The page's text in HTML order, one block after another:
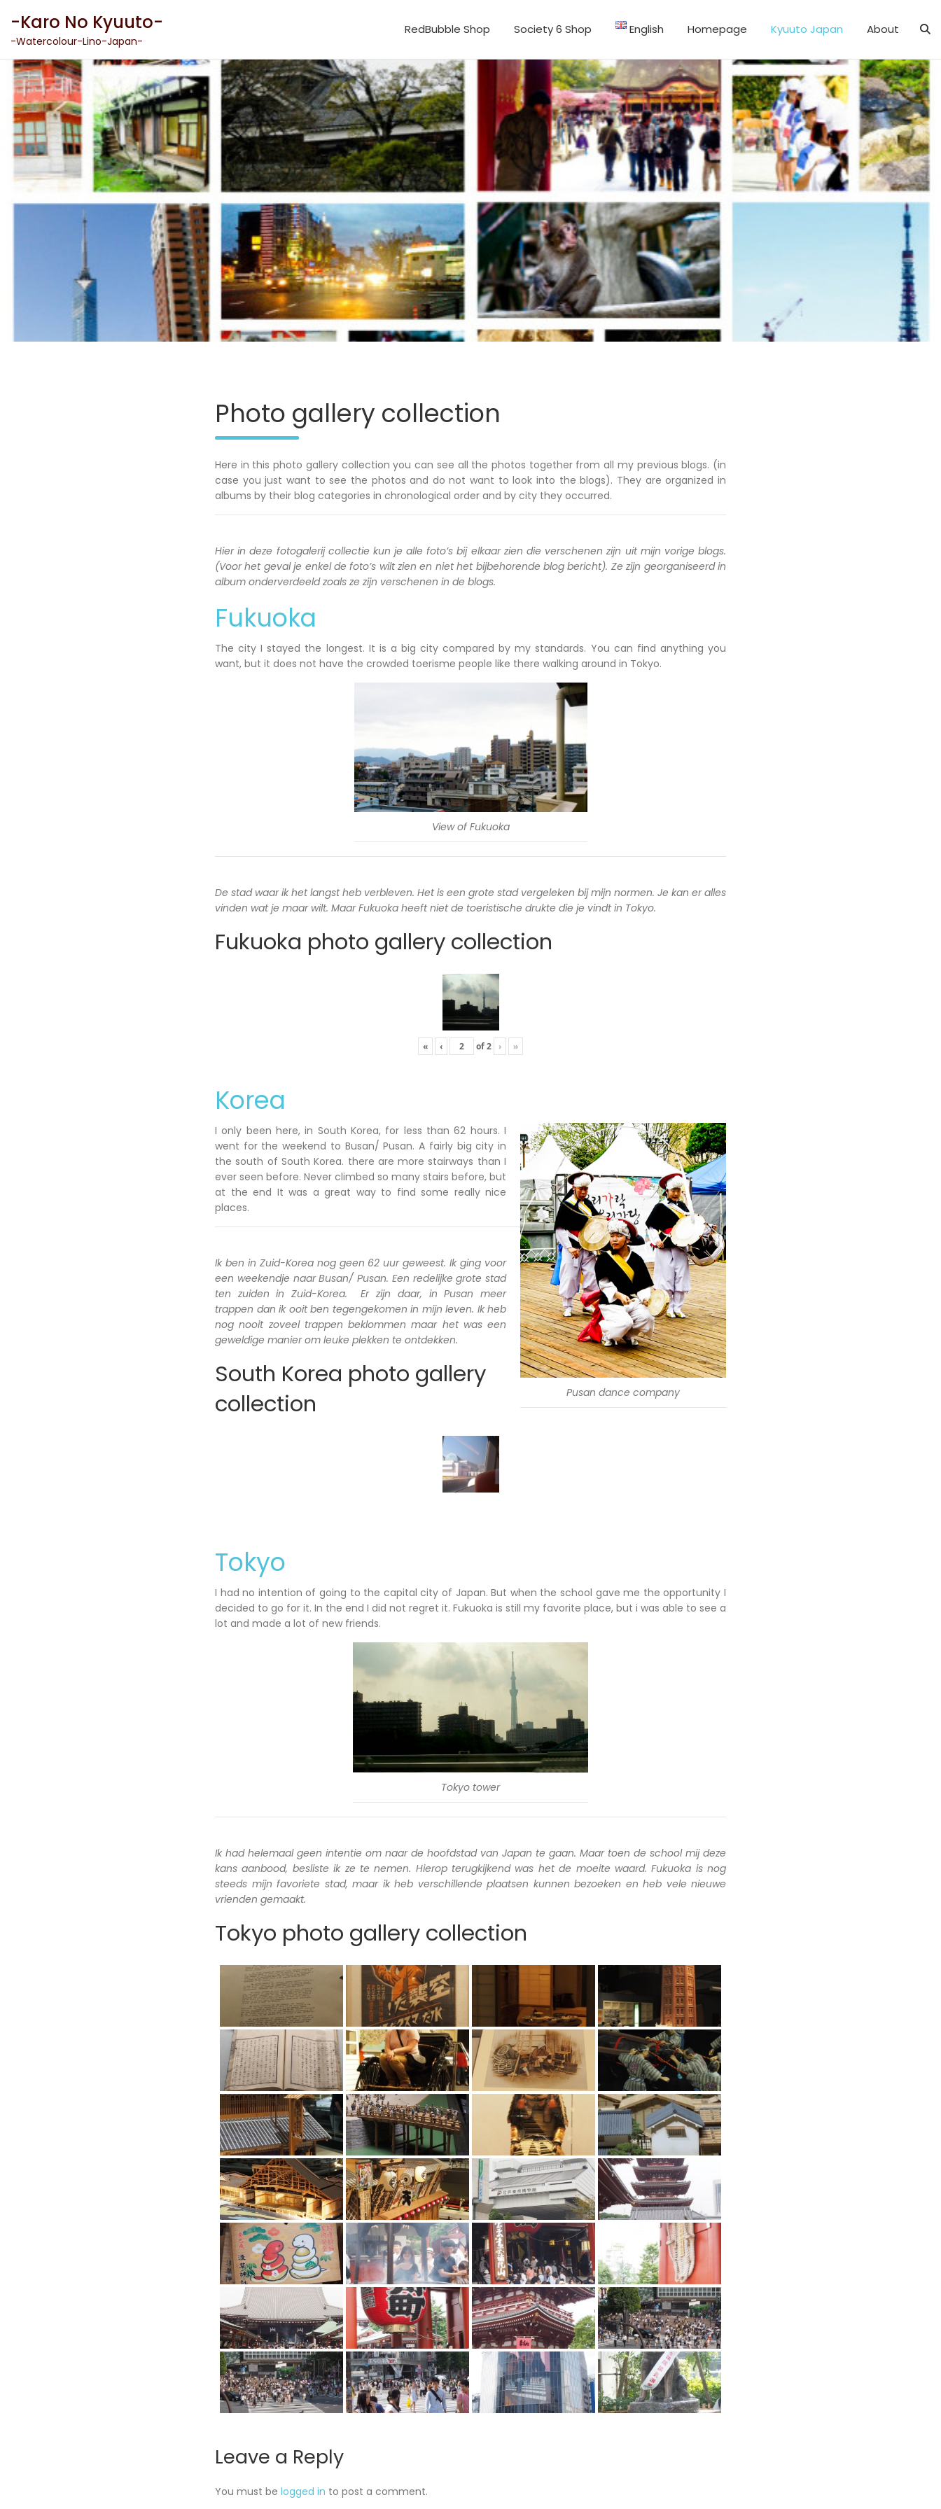
content
-Karo No Kyuuto-
-Watercolour-Lino-Japan-
RedBubble Shop Society 6 Shop English Homepage Kyuuto Japan About
Photo gallery collection
Here in this photo gallery collection you can see all the photos together from all my previous blogs. (in
case you just want to see the photos and do not want to look into the blogs). They are organized in
albums by their blog categories in chronological order and by city they occurred.
Hier in deze fotogalerij collectie kun je alle foto’s bij elkaar zien die verschenen zijn uit mijn vorige blogs.
(Voor het geval je enkel de foto’s wilt zien en niet het bijbehorende blog bericht). Ze zijn georganiseerd in
album onderverdeeld zoals ze zijn verschenen in de blogs.
Fukuoka
The city I stayed the longest. It is a big city compared by my standards. You can find anything you
want, but it does not have the crowded toerisme people like there walking around in Tokyo.
View of Fukuoka
De stad waar ik het langst heb verbleven. Het is een grote stad vergeleken bij mijn normen. Je kan er alles
vinden wat je maar wilt. Maar Fukuoka heeft niet de toeristische drukte die je vindt in Tokyo.
Fukuoka photo gallery collection
« ‹ of2 › »
Korea
Pusan dance company
I only been here, in South Korea, for less than 62 hours. I
went for the weekend to Busan/ Pusan. A fairly big city in
the south of South Korea. there are more stairways than I
ever seen before. Never climbed so many stairs before, but
at the end It was a great way to find some really nice
places.
Ik ben in Zuid-Korea nog geen 62 uur geweest. Ik ging voor
een weekendje naar Busan/ Pusan. Een redelijke grote stad
ten zuiden in Zuid-Korea. Er zijn daar, in Pusan meer
trappen dan ik ooit ben tegengekomen in mijn leven. Ik heb
nog nooit zoveel trappen beklommen maar het was een
geweldige manier om leuke plekken te ontdekken.
South Korea photo gallery
collection
Tokyo
I had no intention of going to the capital city of Japan. But when the school gave me the opportunity I
decided to go for it. In the end I did not regret it. Fukuoka is still my favorite place, but i was able to see a
lot and made a lot of new friends.
Tokyo tower
Ik had helemaal geen intentie om naar de hoofdstad van Japan te gaan. Maar toen de school mij deze
kans aanbood, besliste ik ze te nemen. Hierop terugkijkend was het de moeite waard. Fukuoka is nog
steeds mijn favoriete stad, maar ik heb verschillende plaatsen kunnen bezoeken en heb vele nieuwe
vrienden gemaakt.
Tokyo photo gallery collection
Leave a Reply
You must be logged in to post a comment.